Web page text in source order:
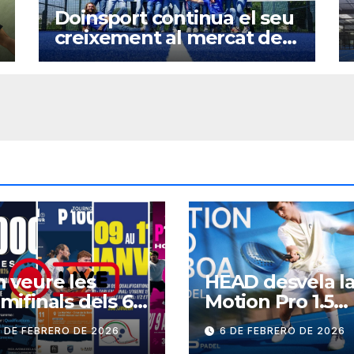
Doinsport continua el seu
creixement al mercat dels
clubs esportius
veure les
dels 6
del cap de
DE FEBRERO DE 2026
HEAD desvela
Motion Pro 1.5
BOA
6 DE FEBRERO DE 2026